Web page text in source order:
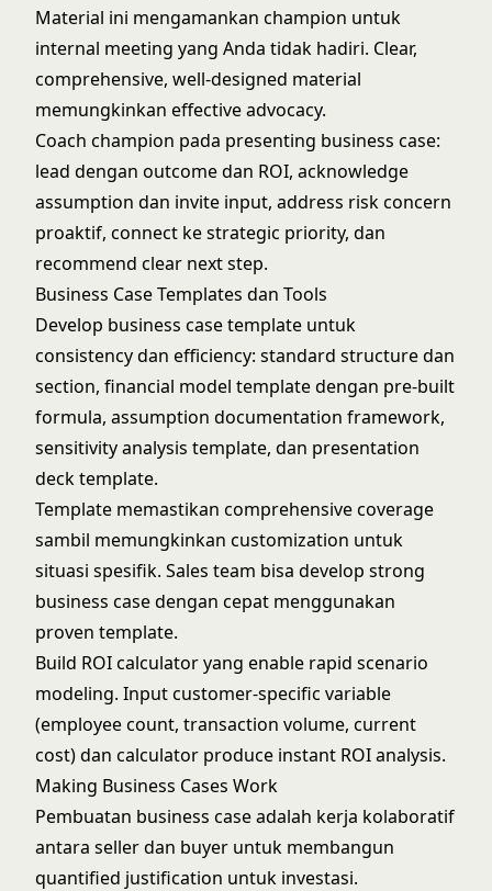
Material ini mengamankan champion untuk
internal meeting yang Anda tidak hadiri. Clear,
comprehensive, well-designed material
memungkinkan effective advocacy.
Coach champion pada presenting business case:
lead dengan outcome dan ROI, acknowledge
assumption dan invite input, address risk concern
proaktif, connect ke strategic priority, dan
recommend clear next step.
Business Case Templates dan Tools
Develop business case template untuk
consistency dan efficiency: standard structure dan
section, financial model template dengan pre-built
formula, assumption documentation framework,
sensitivity analysis template, dan presentation
deck template.
Template memastikan comprehensive coverage
sambil memungkinkan customization untuk
situasi spesifik. Sales team bisa develop strong
business case dengan cepat menggunakan
proven template.
Build ROI calculator yang enable rapid scenario
modeling. Input customer-specific variable
(employee count, transaction volume, current
cost) dan calculator produce instant ROI analysis.
Making Business Cases Work
Pembuatan business case adalah kerja kolaboratif
antara seller dan buyer untuk membangun
quantified justification untuk investasi.